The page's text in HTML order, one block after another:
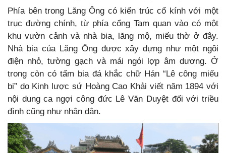
Phía bên trong Lăng Ông có kiến trúc cổ kính với một
trục đường chính, từ phía cổng Tam quan vào có một
khu vườn cảnh và nhà bia, lăng mộ, miếu thờ ở đây.
Nhà bia của Lăng Ông được xây dựng như một ngôi
điện nhỏ, tường gạch và mái ngói lợp âm dương. Ở
trong còn có tấm bia đá khắc chữ Hán “Lê công miếu
bi” do Kinh lược sứ Hoàng Cao Khải viết năm 1894 với
nội dung ca ngợi công đức Lê Văn Duyệt đối với triều
đình cũng như nhân dân.